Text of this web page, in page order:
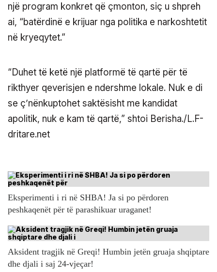
një program konkret që çmonton, siç u shpreh
ai, “batërdinë e krijuar nga politika e narkoshtetit
në kryeqytet.”
“Duhet të ketë një platformë të qartë për të
rikthyer qeverisjen e ndershme lokale. Nuk e di
se ç’nënkuptohet saktësisht me kandidat
apolitik, nuk e kam të qartë,” shtoi Berisha./L.F-
dritare.net
Eksperimenti i ri në SHBA! Ja si po përdoren
peshkaqenët për të parashikuar uraganet!
Aksident tragjik në Greqi! Humbin jetën gruaja shqiptare
dhe djali i saj 24-vjeçar!